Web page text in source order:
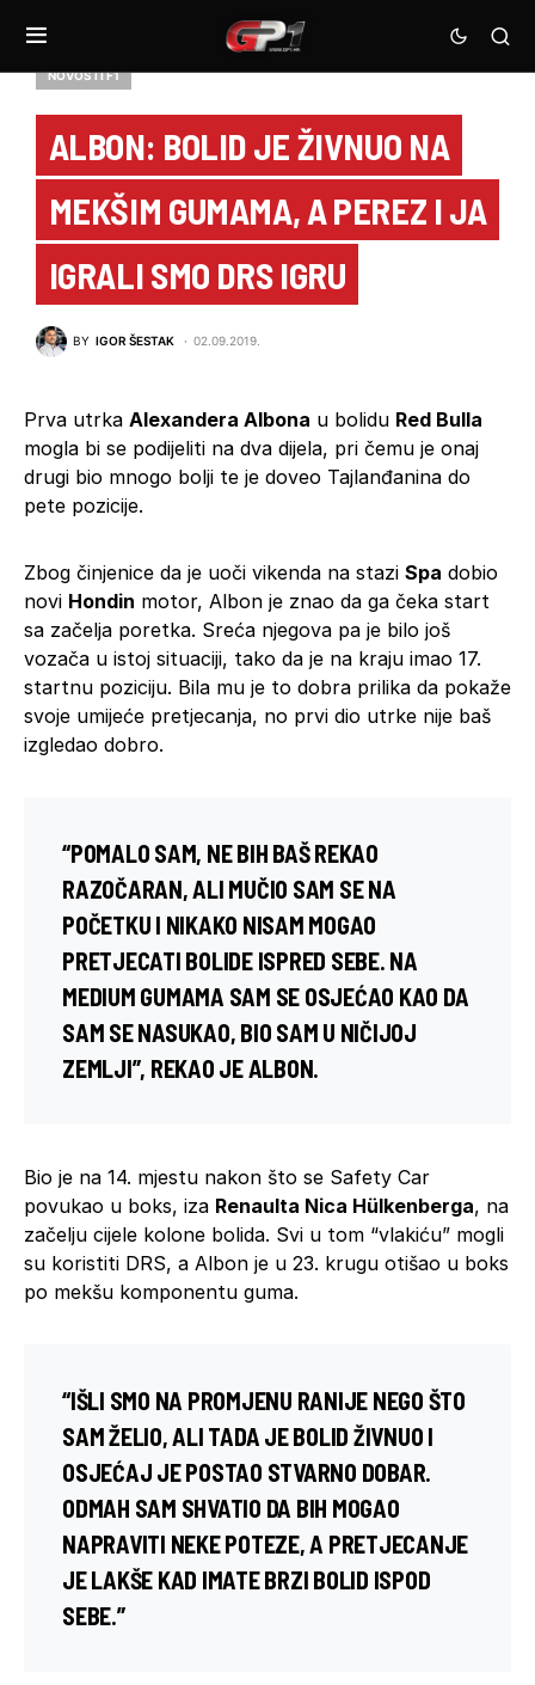
NOVOSTI F1
ALBON: BOLID JE ŽIVNUO NA
MEKŠIM GUMAMA, A PEREZ I JA
IGRALI SMO DRS IGRU
BY IGOR ŠESTAK 02.09.2019.
Prva utrka Alexandera Albona u bolidu Red Bulla
mogla bi se podijeliti na dva dijela, pri čemu je onaj
drugi bio mnogo bolji te je doveo Tajlanđanina do
pete pozicije.
Zbog činjenice da je uoči vikenda na stazi Spa dobio
novi Hondin motor, Albon je znao da ga čeka start
sa začelja poretka. Sreća njegova pa je bilo još
vozača u istoj situaciji, tako da je na kraju imao 17.
startnu poziciju. Bila mu je to dobra prilika da pokaže
svoje umijeće pretjecanja, no prvi dio utrke nije baš
izgledao dobro.
“POMALO SAM, NE BIH BAŠ REKAO
RAZOČARAN, ALI MUČIO SAM SE NA
POČETKU I NIKAKO NISAM MOGAO
PRETJECATI BOLIDE ISPRED SEBE. NA
MEDIUM GUMAMA SAM SE OSJEĆAO KAO DA
SAM SE NASUKAO, BIO SAM U NIČIJOJ
ZEMLJI”, REKAO JE ALBON.
Bio je na 14. mjestu nakon što se Safety Car
povukao u boks, iza Renaulta Nica Hülkenberga, na
začelju cijele kolone bolida. Svi u tom “vlakiću” mogli
su koristiti DRS, a Albon je u 23. krugu otišao u boks
po mekšu komponentu guma.
“IŠLI SMO NA PROMJENU RANIJE NEGO ŠTO
SAM ŽELIO, ALI TADA JE BOLID ŽIVNUO I
OSJEĆAJ JE POSTAO STVARNO DOBAR.
ODMAH SAM SHVATIO DA BIH MOGAO
NAPRAVITI NEKE POTEZE, A PRETJECANJE
JE LAKŠE KAD IMATE BRZI BOLID ISPOD
SEBE.”